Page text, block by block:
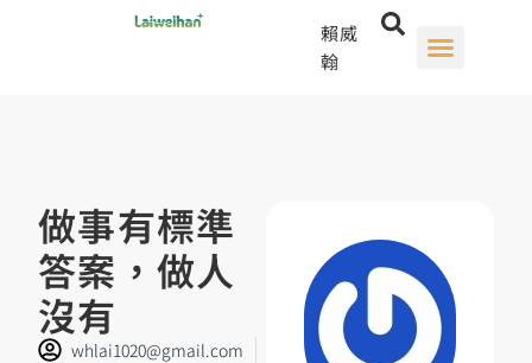
賴威
翰
做事有標準
答案，做人
沒有
whlai1020@gmail.com